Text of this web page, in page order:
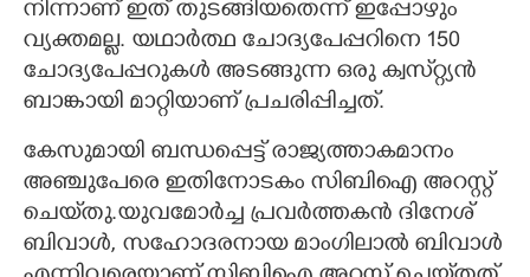
നിന്നാണ് ഇത് തുടങ്ങിയതെന്ന് ഇപ്പോഴും
വ്യക്തമല്ല. യഥാർത്ഥ ചോദ്യപേപ്പറിനെ 150
ചോദ്യപേപ്പറുകൾ അടങ്ങുന്ന ഒരു ക്വസ്‌റ്റ്യൻ
ബാങ്കായി മാറ്റിയാണ് പ്രചരിപ്പിച്ചത്.
കേസുമായി ബന്ധപ്പെട്ട് രാജ്യത്താകമാനം
അഞ്ചുപേരെ ഇതിനോടകം സിബിഐ അറസ്റ്റ്
ചെയ്‌തു.യുവമോർച്ച പ്രവർത്തകൻ ദിനേശ്
ബിവാൾ, സഹോദരനായ മാംഗിലാൽ ബിവാൾ